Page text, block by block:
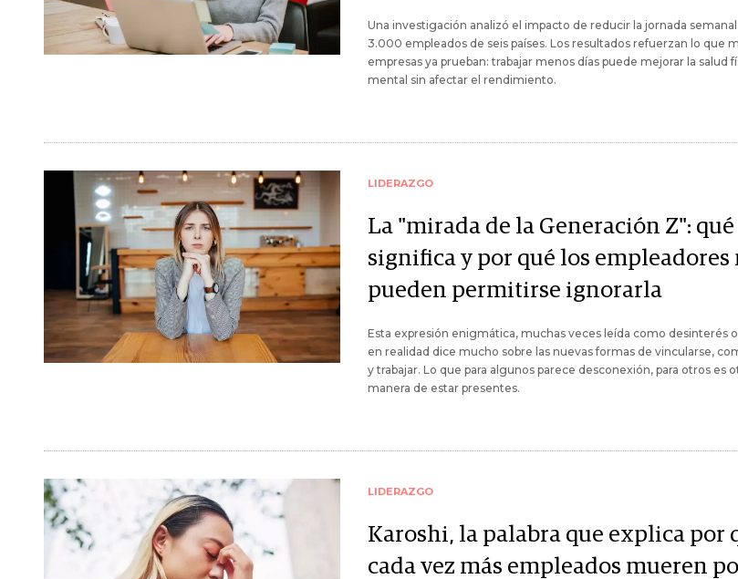
Una investigación analizó el impacto de reducir la jornada semanal
3.000 empleados de seis países. Los resultados refuerzan lo que
empresas ya prueban: trabajar menos días puede mejorar la salud
mental sin afectar el rendimiento.
LIDERAZGO
La "mirada de la Generación Z": qué
significa y por qué los empleadores
pueden permitirse ignorarla
Esta expresión enigmática, muchas veces leída como desinterés
en realidad dice mucho sobre las nuevas formas de vincularse,
y trabajar. Lo que para algunos parece desconexión, para otros es
manera de estar presentes.
LIDERAZGO
Karoshi, la palabra que explica por
cada vez más empleados mueren